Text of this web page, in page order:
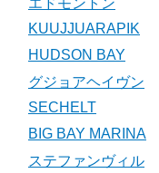
エドモントン
KUUJJUARAPIK
HUDSON BAY
グジョアヘイヴン
SECHELT
BIG BAY MARINA
ステファンヴィル